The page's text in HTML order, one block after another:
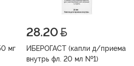
28.20
ИБЕРОГАСТ (капли д/приема
внутрь фл. 20 мл №1)